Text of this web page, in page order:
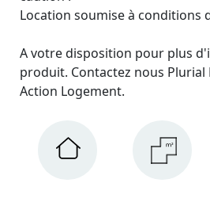
Location soumise à conditions
A votre disposition pour plus
produit. Contactez nous Plurial
Action Logement.